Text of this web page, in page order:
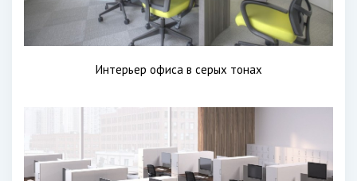
Интерьер офиса в серых тонах